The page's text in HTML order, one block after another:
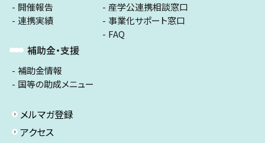
開催報告
連携実績
補助金・支援
補助金情報
国等の助成メニュー
産学公連携相談窓口
事業化サポート窓口
FAQ
メルマガ登録
アクセス